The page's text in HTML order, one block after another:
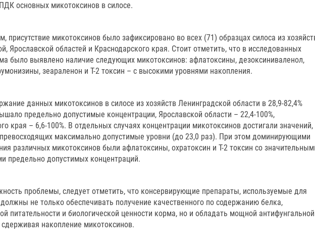
основных микотоксинов в силосе.
присутствие микотоксинов было зафиксировано во всех (71) образцах силоса из
Ярославской областей и Краснодарского края. Стоит отметить, что в исследованных
было выявлено наличие следующих микотоксинов: афлатоксины, дезоксиниваленол,
зеараленон и Т-2 токсин – с высокими уровнями накопления.
данных микотоксинов в силосе из хозяйств Ленинградской области в 28,9-82,4%
предельно допустимые концентрации, Ярославской области – 22,4-100%,
края – 6,6-100%. В отдельных случаях концентрации микотоксинов достигали значений,
максимально допустимые уровни (до 23,0 раз). При этом доминирующими
различных микотоксинов были афлатоксины, охратоксин и Т-2 токсин со
предельно допустимых концентраций.
проблемы, следует отметить, что консервирующие препараты, используемые для
не только обеспечивать получение качественного по содержанию белка,
питательности и биологической ценности корма, но и обладать мощной антифунгальной
накопление микотоксинов.